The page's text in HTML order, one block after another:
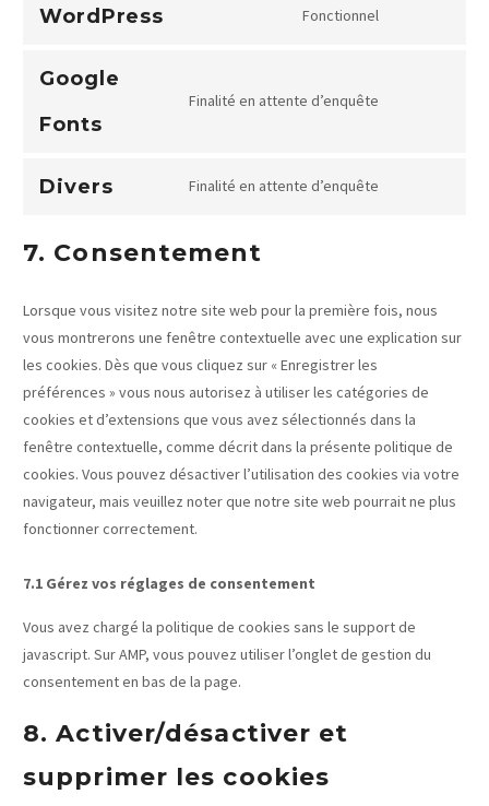
WordPress Fonctionnel
Google
Fonts
Finalité en attente d’enquête
Divers Finalité en attente d’enquête
7. Consentement
Lorsque vous visitez notre site web pour la première fois, nous
vous montrerons une fenêtre contextuelle avec une explication sur
les cookies. Dès que vous cliquez sur « Enregistrer les
préférences » vous nous autorisez à utiliser les catégories de
cookies et d’extensions que vous avez sélectionnés dans la
fenêtre contextuelle, comme décrit dans la présente politique de
cookies. Vous pouvez désactiver l’utilisation des cookies via votre
navigateur, mais veuillez noter que notre site web pourrait ne plus
fonctionner correctement.
7.1 Gérez vos réglages de consentement
Vous avez chargé la politique de cookies sans le support de
javascript. Sur AMP, vous pouvez utiliser l’onglet de gestion du
consentement en bas de la page.
8. Activer/désactiver et
supprimer les cookies